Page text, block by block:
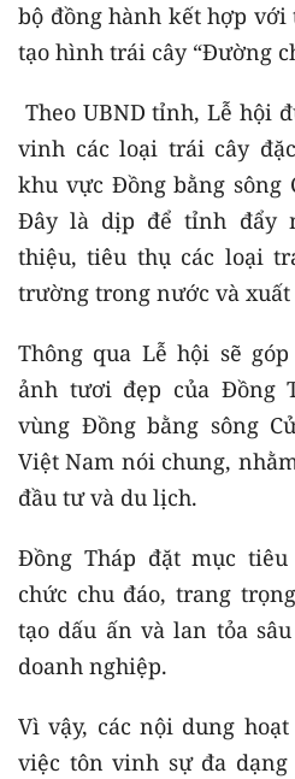
bộ đồng hành kết hợp
tạo hình trái cây “Đường
Theo UBND tỉnh, Lễ hội
vinh các loại trái cây
khu vực Đồng bằng sông
Đây là dịp để tỉnh đẩy
thiệu, tiêu thụ các loại
trường trong nước và xuất
Thông qua Lễ hội sẽ
ảnh tươi đẹp của Đồng
vùng Đồng bằng sông
Việt Nam nói chung,
đầu tư và du lịch.
Đồng Tháp đặt mục
chức chu đáo, trang
tạo dấu ấn và lan tỏa
doanh nghiệp.
Vì vậy, các nội dung
việc tôn vinh sự đa